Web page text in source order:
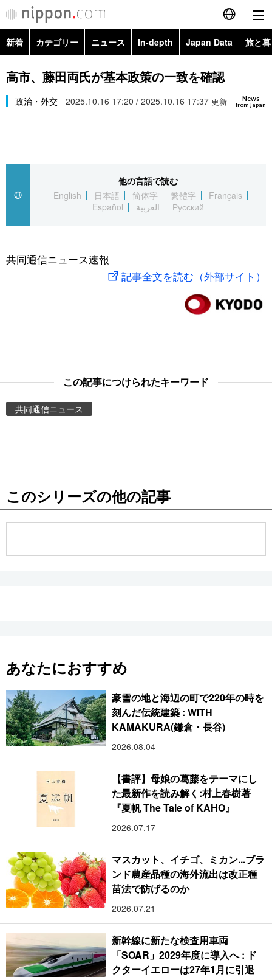
English
简体字
繁體字
العربية
社会
旅と暮らし
東京
新着 カテゴリー ニュース In-depth Japan Data 旅と
政治・外交
経済・ビジネス
社会
文化
科学・技術
暮らし
Topics
Images
お知らせ
高市、藤田両氏が基本政策の一致を確認
News
from Japan
政治・外交 2025.10.16 17:20 / 2025.10.16 17:37 更新
他の言語で読む
English
日本語 简体字 繁體字
Français
Español
العربية Русский
共同通信ニュース速報
記事全文を読む（外部サイト）
この記事につけられたキーワード
共同通信ニュース
このシリーズの他の記事
あなたにおすすめ
豪雪の地と海辺の町で220年の時を
刻んだ伝統建築 : WITH
KAMAKURA(鎌倉・長谷)
2026.08.04
【書評】母娘の葛藤をテーマにし
た最新作を読み解く:村上春樹著
『夏帆 The Tale of KAHO』
2026.07.17
マスカット、イチゴ、ミカン...ブラ
ンド農産品種の海外流出は改正種
苗法で防げるのか
2026.07.21
新幹線に新たな検査用車両
「SOAR」2029年度に導入へ : ド
クターイエローは27年1月に引退